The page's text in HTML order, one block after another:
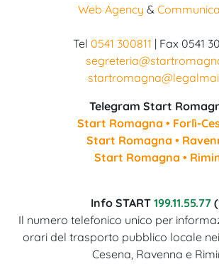
Web Agency &
Tel 0541 300811 | Fax 0541
Telegram Start
Start Romagna • Forlì-
Start Romagna •
Start Romagna •
Info START 199.11.55.77
Il numero telefonico unico per
orari del trasporto pubblico locale
Cesena, Ravenna e